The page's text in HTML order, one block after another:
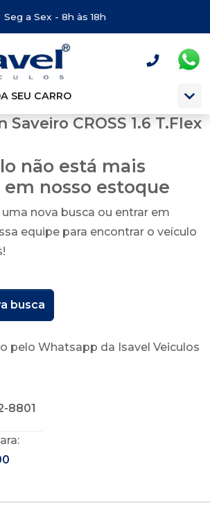
Seg a Sex - 8h às 18h
SEU CARRO
CROSS 1.6 T.Flex
não está mais
nosso estoque
nova busca ou entrar em
equipe para encontrar o veículo
busca
pelo Whatsapp da Isavel Veiculos
8801